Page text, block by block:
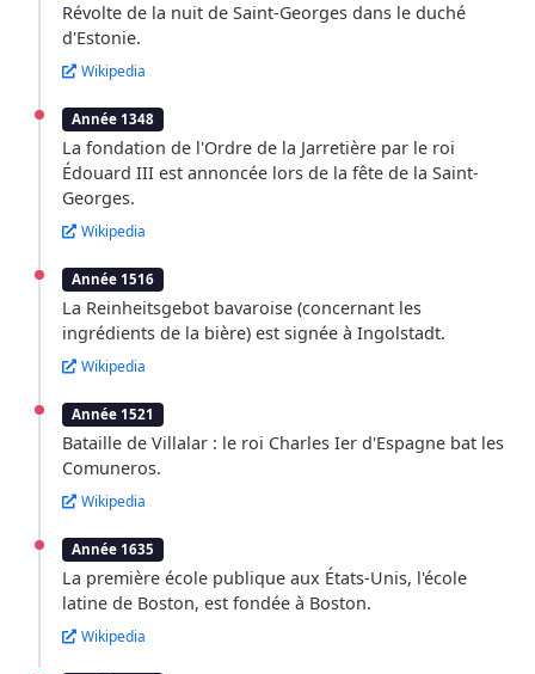
Révolte de la nuit de Saint-Georges dans le duché
d'Estonie.
Wikipedia
Année 1348
La fondation de l'Ordre de la Jarretière par le roi
Édouard III est annoncée lors de la fête de la Saint-
Georges.
Wikipedia
Année 1516
La Reinheitsgebot bavaroise (concernant les
ingrédients de la bière) est signée à Ingolstadt.
Wikipedia
Année 1521
Bataille de Villalar : le roi Charles Ier d'Espagne bat les
Comuneros.
Wikipedia
Année 1635
La première école publique aux États-Unis, l'école
latine de Boston, est fondée à Boston.
Wikipedia